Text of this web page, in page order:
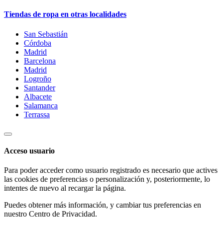
Tiendas de ropa en otras localidades
San Sebastián
Córdoba
Madrid
Barcelona
Madrid
Logroño
Santander
Albacete
Salamanca
Terrassa
Acceso usuario
Para poder acceder como usuario registrado es necesario que actives
las cookies de preferencias o personalización y, posteriormente, lo
intentes de nuevo al recargar la página.
Puedes obtener más información, y cambiar tus preferencias en
nuestro Centro de Privacidad.